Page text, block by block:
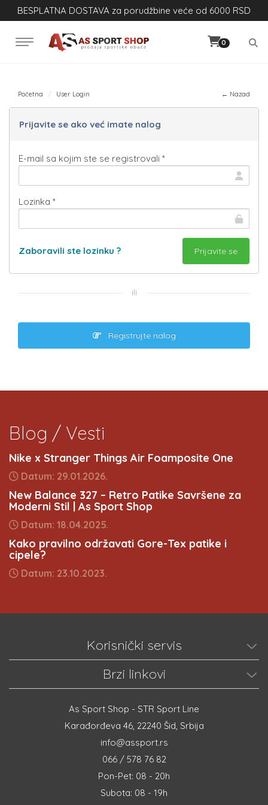
BESPLATNA DOSTAVA za porudžbine veće od 6000 RSD
0
Početna User Login ← Nazad
Prijavite se ako već imate nalog
E-mail sa kojim ste se registrovali *
Lozinka *
Zaboravili ste lozinku ?
ili
Registrujte nalog
Blog / Vesti
Nike x Stranger Things Air Foamposite One
Datum: 29.01.2026.
New Balance 327 – Retro Patike Savršene za
Moderni Stil | As Sport Shop
Datum: 18.04.2025.
Kako pravilno održavati Gore-Tex patike i
cipele?
Datum: 23.10.2023.
Korisnički servis
Brzi linkovi
As Sport Shop - STR Sport Line
Karađorđeva 46, 22240 Šid, Srbija
info@assport.rs
066 / 578 76 82
Pon-Pet: 08 - 20h
Subota: 08 - 19h